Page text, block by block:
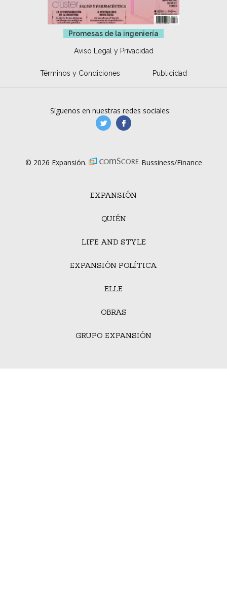
Promesas de la ingeniería
Aviso Legal y Privacidad
Términos y Condiciones Publicidad
EXPANSIÓN
QUIÉN
LIFE AND STYLE
EXPANSIÓN POLÍTICA
ELLE
OBRAS
GRUPO EXPANSIÓN
Síguenos en nuestras redes sociales:
manufacturaGE
© 2026 Expansión. Bussiness/Finance